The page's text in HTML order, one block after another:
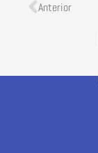
Anterior